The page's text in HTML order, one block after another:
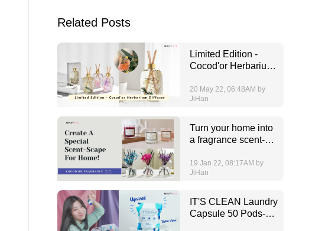
Related Posts
Limited Edition -
Cocod'or Herbarium
20 May 22, 06:48AM by
JiHan
Turn your home into
a fragrance scent-
19 Jan 22, 08:17AM by
JiHan
IT'S CLEAN Laundry
Capsule 50 Pods-